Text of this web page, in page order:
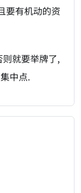
要有机动的资
就要举牌了,
中点.